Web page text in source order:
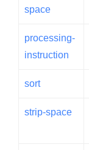
space
processing-
instruction
sort
strip-space